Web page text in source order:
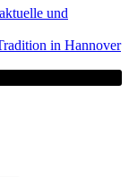
und
in Hannover